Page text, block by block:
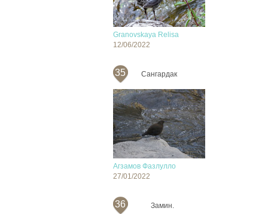
Granovskaya Relisa
12/06/2022
35 Сангардак
Агзамов Фазлулло
27/01/2022
36 Замин.